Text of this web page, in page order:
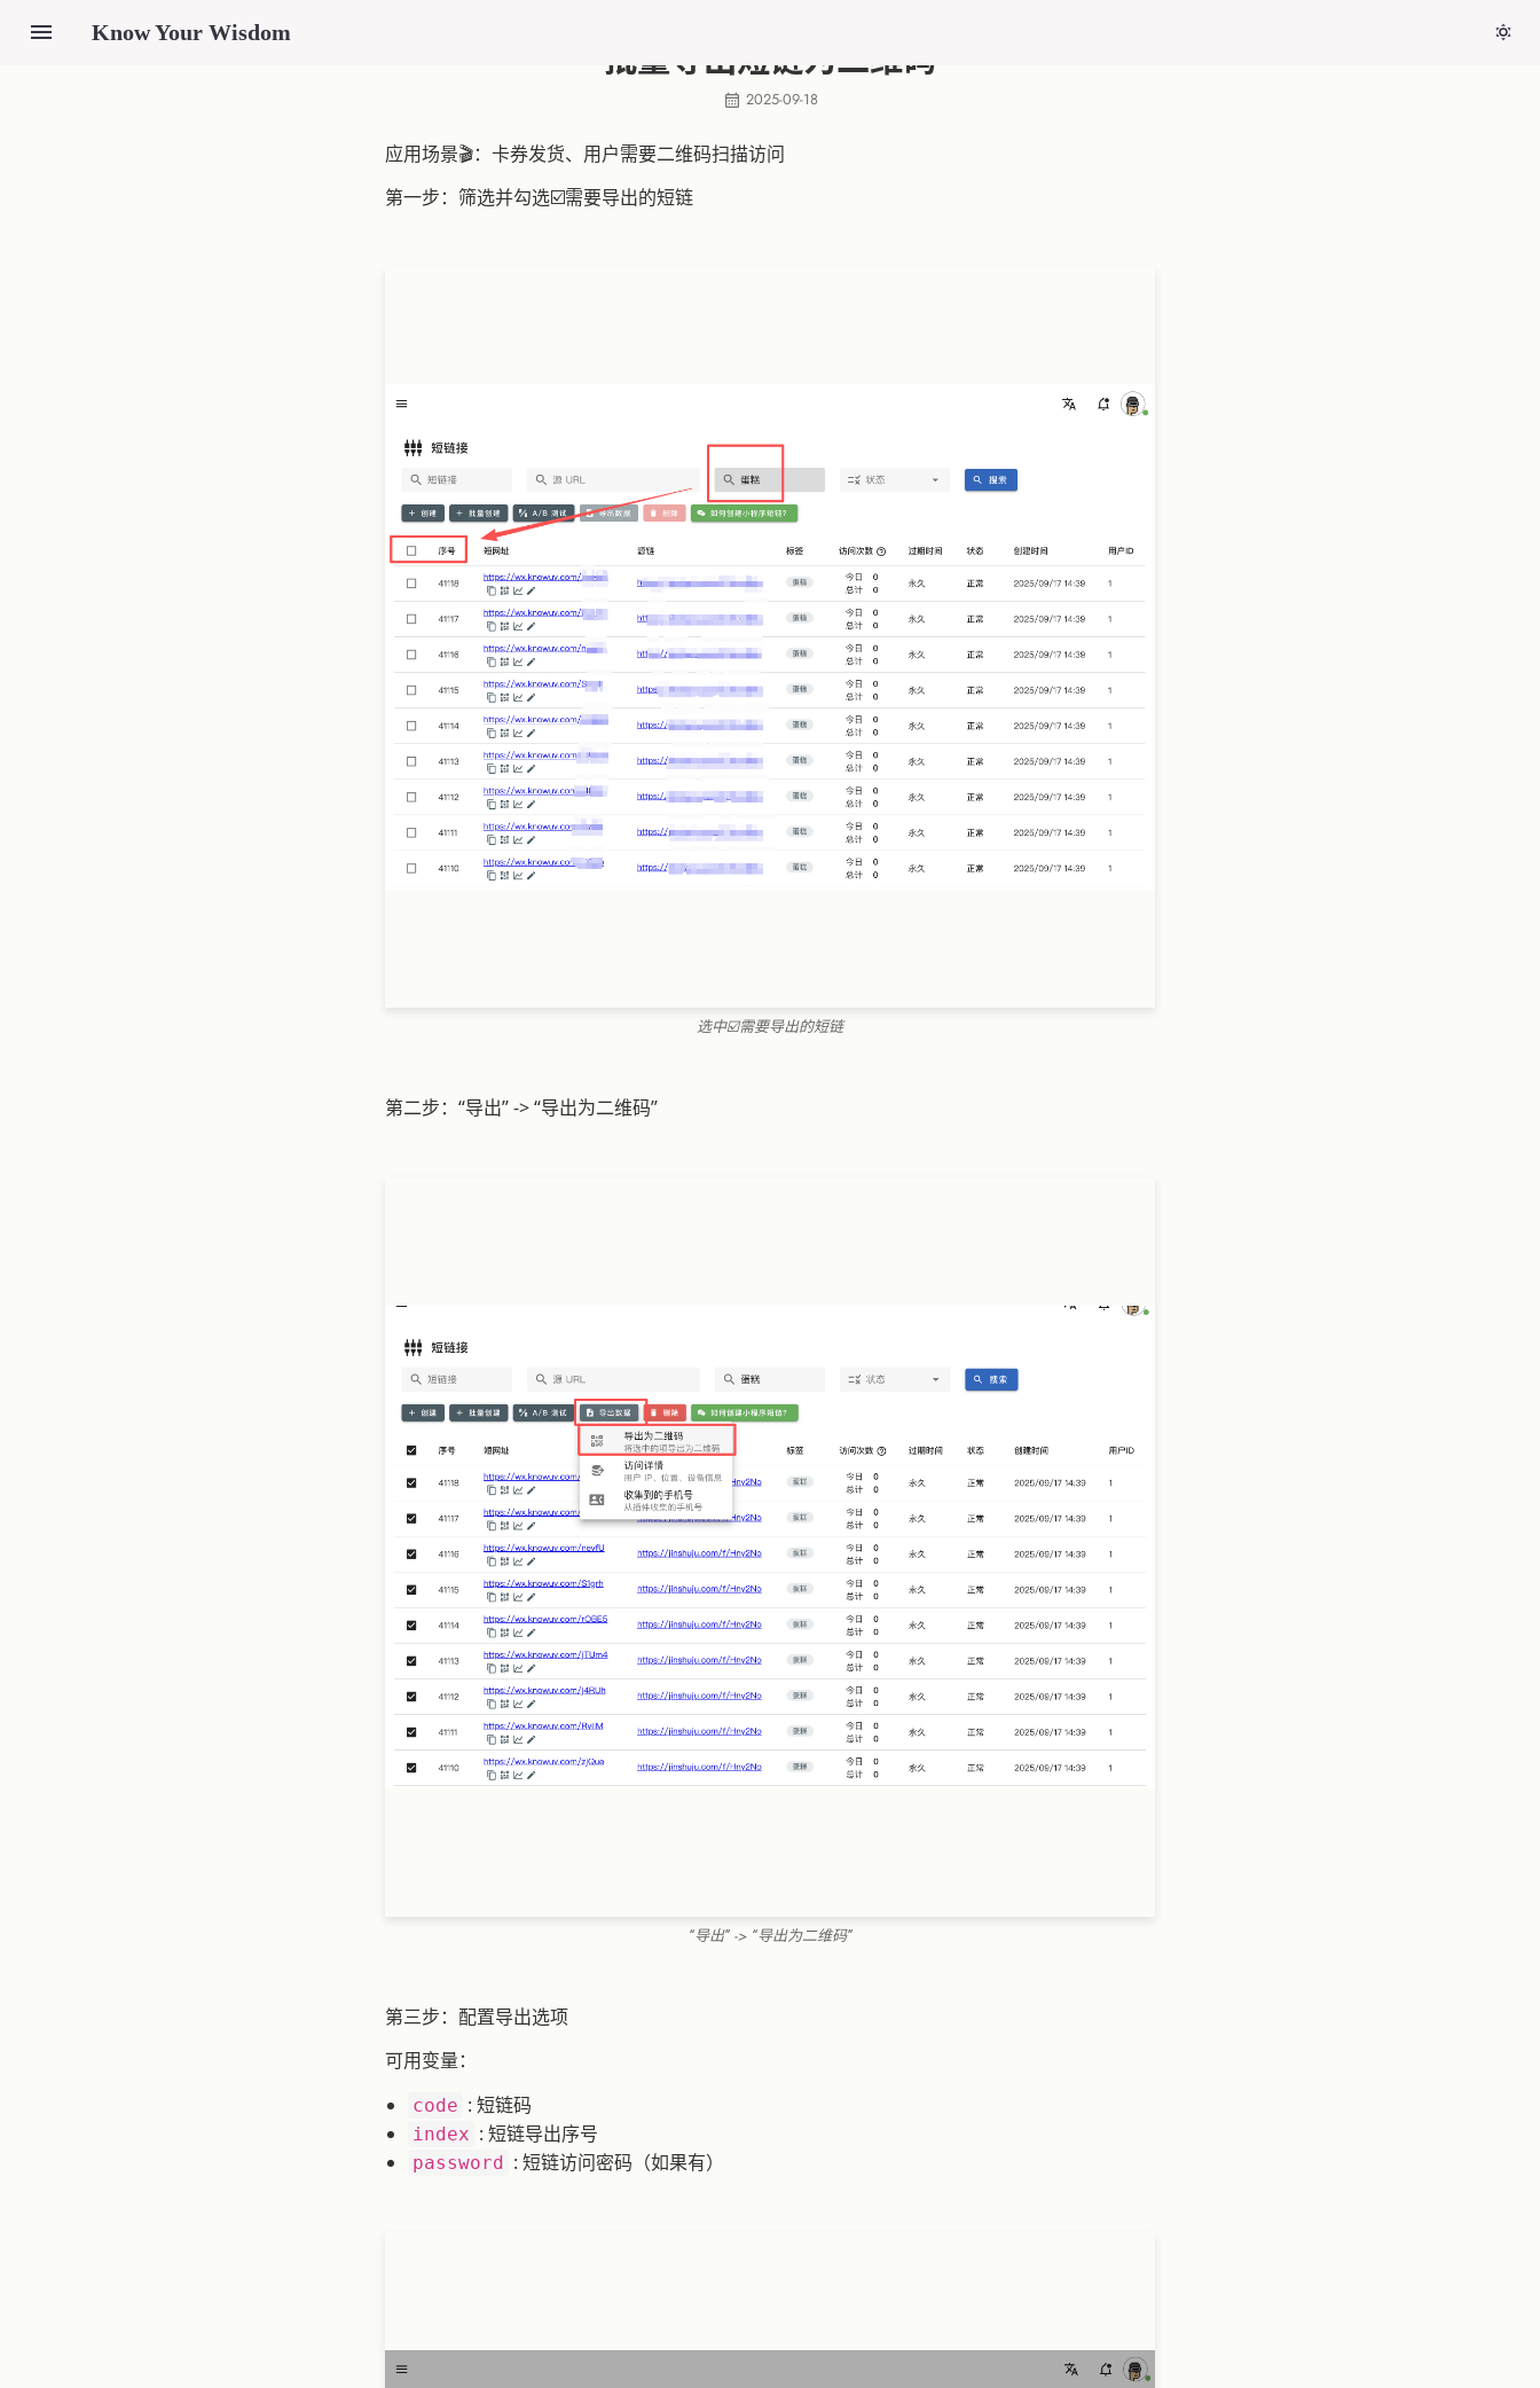
Know Your Wisdom
批量导出短链为二维码
2025-09-18
应用场景🎬：卡券发货、用户需要二维码扫描访问
第一步：筛选并勾选☑️需要导出的短链
选中☑️需要导出的短链
第二步：“导出” -> “导出为二维码”
“导出” -> “导出为二维码”
第三步：配置导出选项
可用变量：
code : 短链码
index : 短链导出序号
password : 短链访问密码（如果有）